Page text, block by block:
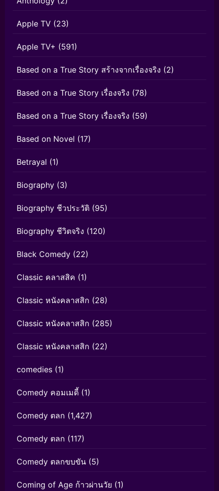
Apple TV (23)
Apple TV+ (591)
Based on a True Story สร้างจากเรื่องจริง (2)
Based on a True Story เรื่องจริง (78)
Based on a True Story เรื่องจริง (59)
Based on Novel (17)
Betrayal (1)
Biography (3)
Biography ชีวประวัติ (95)
Biography ชีวิตจริง (120)
Black Comedy (22)
Classic คลาสสิค (1)
Classic หนังคลาสสิก (28)
Classic หนังคลาสสิก (285)
Classic หนังคลาสสิก (22)
comedies (1)
Comedy คอมเมดี้ (1)
Comedy ตลก (1,427)
Comedy ตลก (117)
Comedy ตลกขบขัน (5)
Coming of Age ก้าวผ่านวัย (1)